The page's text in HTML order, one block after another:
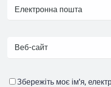
Збережіть моє ім'я,